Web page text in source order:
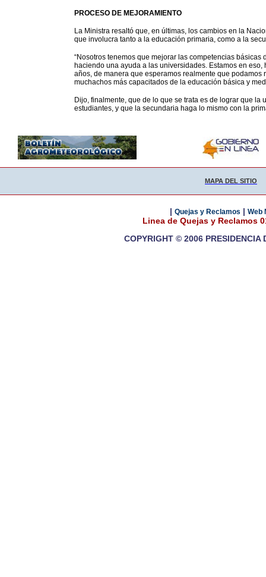
PROCESO DE MEJORAMIENTO
La Ministra resaltó que, en últimas, los cambios en la
que involucra tanto a la educación primaria, como a la
“Nosotros tenemos que mejorar las competencias
haciendo una ayuda a las universidades. Estamos en
años, de manera que esperamos realmente que
muchachos más capacitados de la educación básica y
Dijo, finalmente, que de lo que se trata es de lograr que
estudiantes, y que la secundaria haga lo mismo con la
MAPA DEL SITIO
| Quejas y Reclamos | Web
Linea de Quejas y Reclamos
COPYRIGHT © 2006 PRESIDENCIA